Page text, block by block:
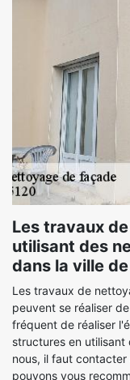
Les travaux
utilisant des
dans la ville
Les travaux de
peuvent se réaliser
fréquent de réaliser
structures en utilisant
nous, il faut
pouvons vous